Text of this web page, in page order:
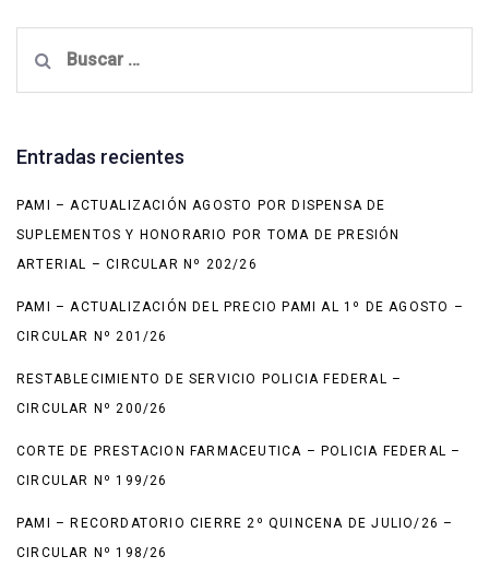
Entradas recientes
PAMI – ACTUALIZACIÓN AGOSTO POR DISPENSA DE
SUPLEMENTOS Y HONORARIO POR TOMA DE PRESIÓN
ARTERIAL – CIRCULAR Nº 202/26
PAMI – ACTUALIZACIÓN DEL PRECIO PAMI AL 1º DE AGOSTO –
CIRCULAR Nº 201/26
RESTABLECIMIENTO DE SERVICIO POLICIA FEDERAL –
CIRCULAR Nº 200/26
CORTE DE PRESTACION FARMACEUTICA – POLICIA FEDERAL –
CIRCULAR Nº 199/26
PAMI – RECORDATORIO CIERRE 2º QUINCENA DE JULIO/26 –
CIRCULAR Nº 198/26